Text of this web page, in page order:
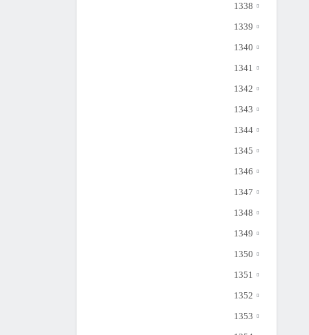
1338
1339
1340
1341
1342
1343
1344
1345
1346
1347
1348
1349
1350
1351
1352
1353